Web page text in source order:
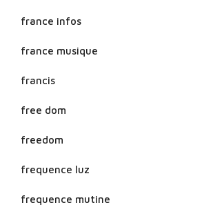
france infos
france musique
francis
free dom
freedom
frequence luz
frequence mutine